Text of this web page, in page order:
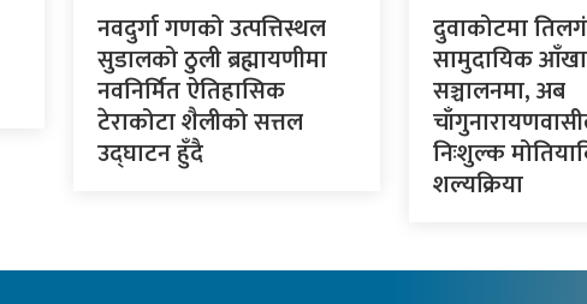
नवदुर्गा गणको उत्पत्तिस्थल
सुडालको ठुली ब्रह्मायणीमा
नवनिर्मित ऐतिहासिक
टेराकोटा शैलीको सत्तल
उद्घाटन हुँदै
दुवाकोटमा
सामुदायिक आँखा
सञ्चालनमा, अब
निःशुल्क
शल्यक्रिया